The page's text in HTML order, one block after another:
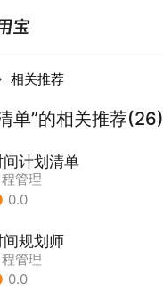
相关推荐
单”的相关推荐(26)
间计划清单
程管理
0.0
间规划师
程管理
0.0